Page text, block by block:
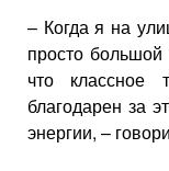
– Когда я на
просто
что
благодарен за
энергии, –